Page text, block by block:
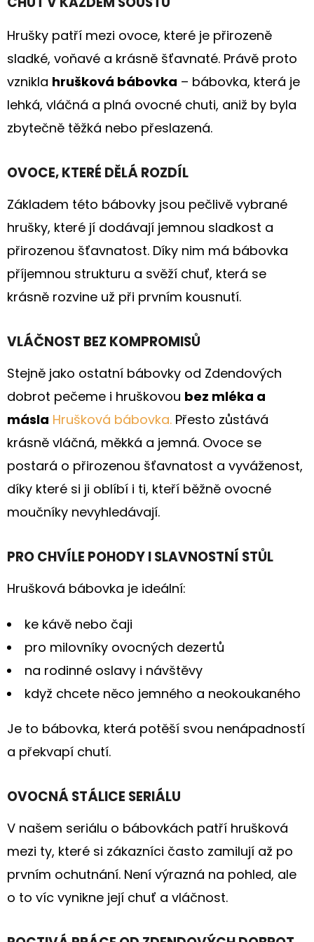
Hrušky patří mezi ovoce, které je přirozeně
sladké, voňavé a krásně šťavnaté. Právě proto
vznikla hrušková bábovka – bábovka, která je
lehká, vláčná a plná ovocné chuti, aniž by byla
zbytečně těžká nebo přeslazená.
OVOCE, KTERÉ DĚLÁ ROZDÍL
Základem této bábovky jsou pečlivě vybrané
hrušky, které jí dodávají jemnou sladkost a
přirozenou šťavnatost. Díky nim má bábovka
příjemnou strukturu a svěží chuť, která se
krásně rozvine už při prvním kousnutí.
VLÁČNOST BEZ KOMPROMISŮ
Stejně jako ostatní bábovky od Zdendových
dobrot pečeme i hruškovou bez mléka a
másla Hrušková bábovka. Přesto zůstává
krásně vláčná, měkká a jemná. Ovoce se
postará o přirozenou šťavnatost a vyváženost,
díky které si ji oblíbí i ti, kteří běžně ovocné
moučníky nevyhledávají.
PRO CHVÍLE POHODY I SLAVNOSTNÍ STŮL
Hrušková bábovka je ideální:
ke kávě nebo čaji
pro milovníky ovocných dezertů
na rodinné oslavy i návštěvy
když chcete něco jemného a neokoukaného
Je to bábovka, která potěší svou nenápadností
a překvapí chutí.
OVOCNÁ STÁLICE SERIÁLU
V našem seriálu o bábovkách patří hrušková
mezi ty, které si zákazníci často zamilují až po
prvním ochutnání. Není výrazná na pohled, ale
o to víc vynikne její chuť a vláčnost.
T
E
N
A
J
T
HLEDAT
D
O
P
O
R
U
U
J
E
E
BÁBOVKA
S
KRÉMEM
289